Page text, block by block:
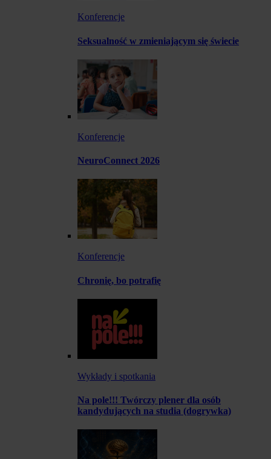
Konferencje
Seksualność w zmieniającym się świecie
Konferencje
NeuroConnect 2026
Konferencje
Chronię, bo potrafię
Wykłady i spotkania
Na pole!!! Twórczy plener dla osób
kandydujących na studia (dogrywka)